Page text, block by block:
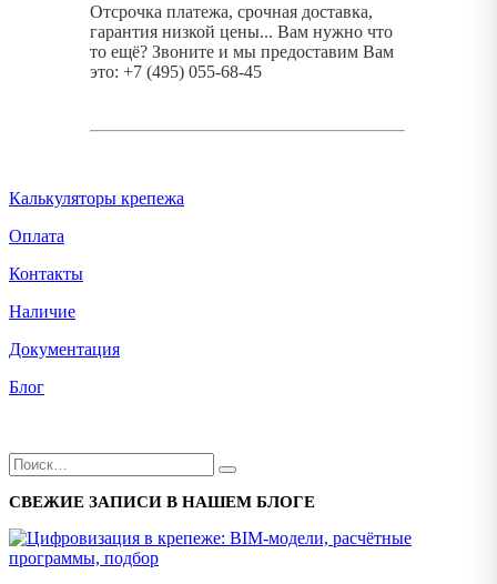
Отсрочка платежа, срочная доставка,
гарантия низкой цены... Вам нужно что
то ещё? Звоните и мы предоставим Вам
это: +7 (495) 055-68-45
Калькуляторы крепежа
Оплата
Контакты
Наличие
Документация
Блог
СВЕЖИЕ ЗАПИСИ В НАШЕМ БЛОГЕ